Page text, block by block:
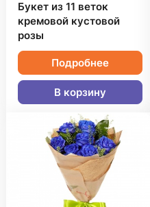
Букет из 11 веток
кремовой кустовой
розы
Подробнее
В корзину